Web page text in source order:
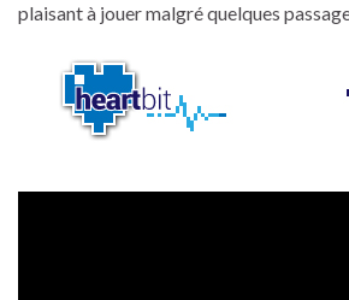
plaisant à jouer malgré quelques